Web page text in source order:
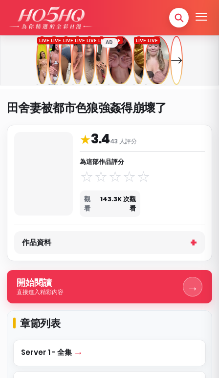
AD
田舍妻被都市色狼強姦得崩壞了
★3.443 人評分
為這部作品評分
觀
看
143.3K 次觀
看
作品資料與分類
作品資料
開始閱讀
直接進入精彩內容 →
章節列表
Server 1 - 全集